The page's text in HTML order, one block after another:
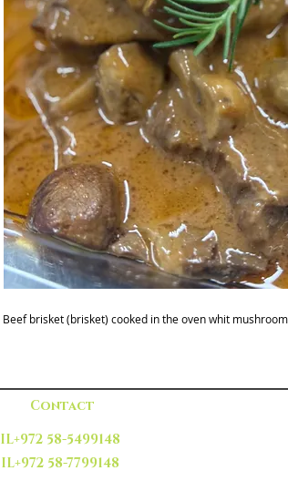
Beef brisket (brisket) cooked in the oven whit
Contact
IL+972 58-5499148
IL+972 58-7799148